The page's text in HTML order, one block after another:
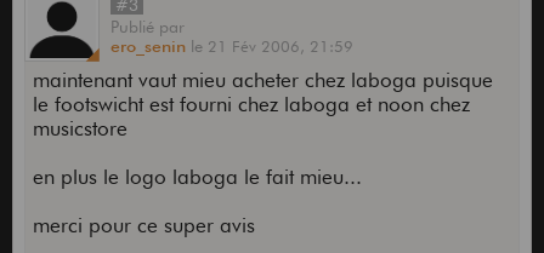
#3
Publié par
ero_senin le 21 Fév 2006, 21:59
maintenant vaut mieu acheter chez laboga puisque
le footswicht est fourni chez laboga et noon chez
musicstore
en plus le logo laboga le fait mieu...
merci pour ce super avis